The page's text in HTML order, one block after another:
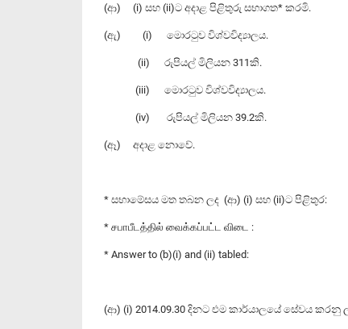
(ආ) (i) සහ (ii)ට අදාළ පිළිතුරු සභාගත* කරමි.
(ඇ) (i) මොරටුව විශ්වවිද්‍යාලය.
(ii) රුපියල් මිලියන 311කි.
(iii) මොරටුව විශ්වවිද්‍යාලය.
(iv) රුපියල් මිලියන 39.2කි.
(ඈ) අදාළ නොවේ.
* සභාමේසය මත තබන ලද (ආ) (i) සහ (ii)ට පිළිතුර:
* சபாபீடத்தில் வைக்கப்பட்ட விடை :
* Answer to (b)(i) and (ii) tabled:
(ආ) (i) 2014.09.30 දිනට එම කාර්යාලයේ සේවය